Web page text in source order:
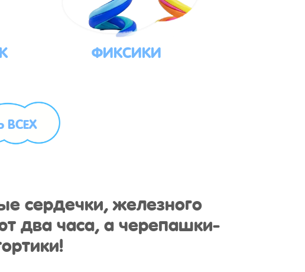
ФИКСИКИ
ВСЕХ
сердечки, железного
два часа, а черепашки-